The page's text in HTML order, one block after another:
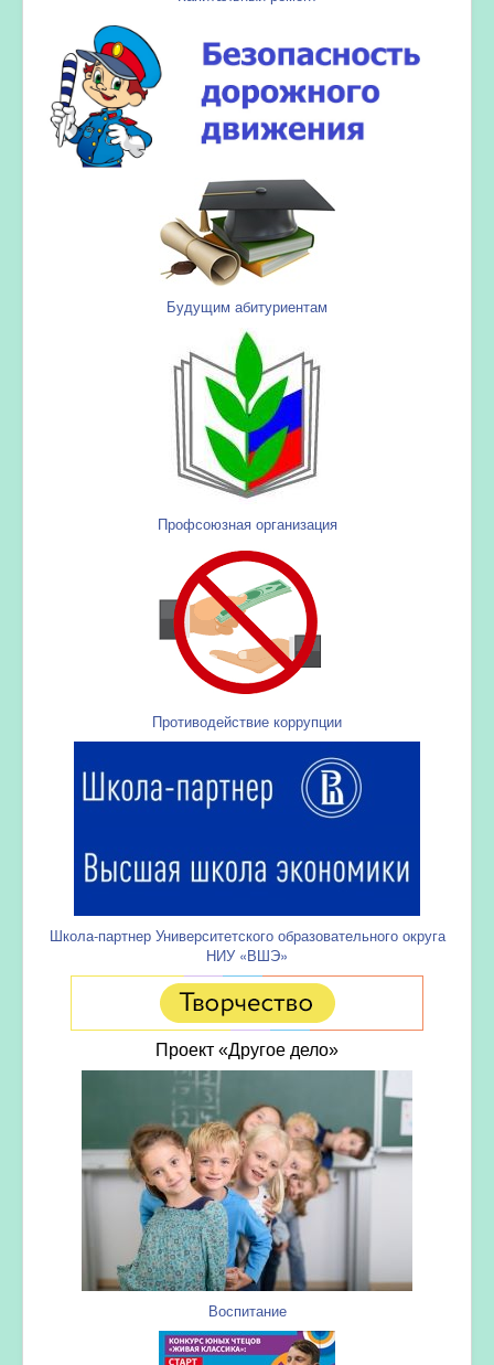
Будущим абитуриентам
Профсоюзная организация
Противодействие коррупции
Школа-партнер Университетского образовательного округа
НИУ «ВШЭ»
Проект «Другое дело»
Воспитание